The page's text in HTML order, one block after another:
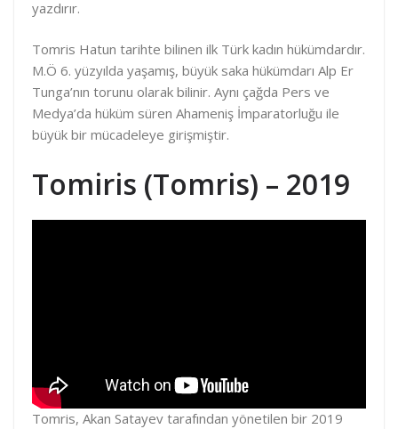
yazdırır.
Tomris Hatun tarihte bilinen ilk Türk kadın hükümdardır.
M.Ö 6. yüzyılda yaşamış, büyük saka hükümdarı Alp Er
Tunga’nın torunu olarak bilinir. Aynı çağda Pers ve
Medya’da hüküm süren Ahameniş İmparatorluğu ile
büyük bir mücadeleye girişmiştir.
Tomiris (Tomris) – 2019
Tomris, Akan Satayev tarafından yönetilen bir 2019